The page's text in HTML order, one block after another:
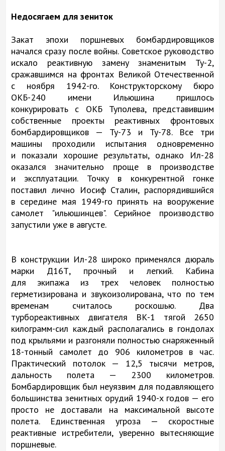
Недосягаем для зениток
Закат эпохи поршневых бомбардировщиков
начался сразу после войны. Советское руководство
искало реактивную замену знаменитым Ту-2,
сражавшимся на фронтах Великой Отечественной
с ноября 1942-го. Конструкторскому бюро
ОКБ-240 имени Ильюшина пришлось
конкурировать с ОКБ Туполева, представившим
собственные проекты реактивных фронтовых
бомбардировщиков — Ту-73 и Ту-78. Все три
машины проходили испытания одновременно
и показали хорошие результаты, однако Ил-28
оказался значительно проще в производстве
и эксплуатации. Точку в конкурентной гонке
поставил лично Иосиф Сталин, распорядившийся
в середине мая 1949-го принять на вооружение
самолет "ильюшинцев". Серийное производство
запустили уже в августе.
В конструкции Ил-28 широко применялся дюраль
марки Д16Т, прочный и легкий. Кабина
для экипажа из трех человек полностью
герметизирована и звукоизолирована, что по тем
временам считалось роскошью. Два
турбореактивных двигателя ВК-1 тягой 2650
килограмм-сил каждый располагались в гондолах
под крыльями и разгоняли полностью снаряженный
18-тонный самолет до 906 километров в час.
Практический потолок — 12,5 тысячи метров,
дальность полета — 2300 километров.
Бомбардировщик был неуязвим для подавляющего
большинства зенитных орудий 1940-х годов — его
просто не доставали на максимальной высоте
полета. Единственная угроза — скоростные
реактивные истребители, уверенно вытесняющие
поршневые.